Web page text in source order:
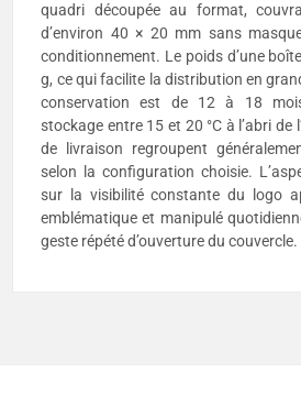
quadri découpée au format,
d’environ 40 × 20 mm sans
conditionnement. Le poids d’une
g, ce qui facilite la distribution en
conservation est de 12 à 18
stockage entre 15 et 20 °C à l’abri de
de livraison regroupent
selon la configuration choisie.
sur la visibilité constante du logo
emblématique et manipulé
geste répété d’ouverture du couvercle.